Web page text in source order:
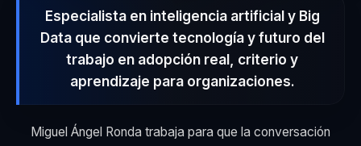
Especialista en inteligencia artificial y Big
Data que convierte tecnología y futuro del
trabajo en adopción real, criterio y
aprendizaje para organizaciones.
Miguel Ángel Ronda trabaja para que la conversación